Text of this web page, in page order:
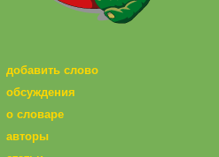
добавить слово
обсуждения
о словаре
авторы